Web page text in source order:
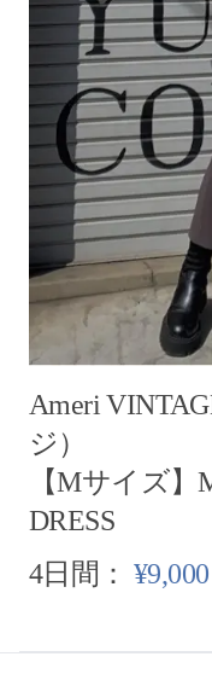
Ameri
ジ）
【Mサイズ】
DRESS
4日間： ¥9,000